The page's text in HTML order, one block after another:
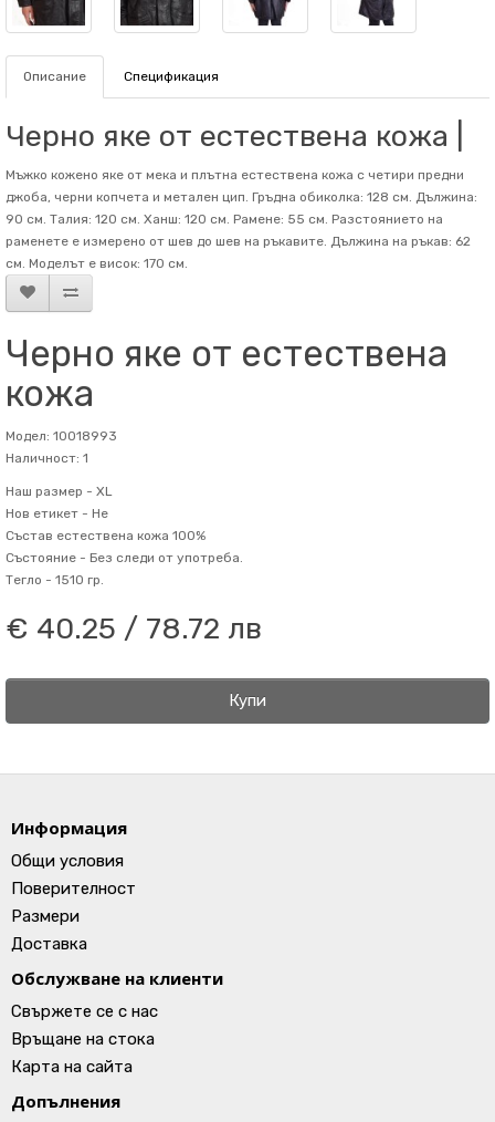
Описание Спецификация
Черно яке от естествена кожа |
Мъжко кожено яке от мека и плътна естествена кожа с четири предни
джоба, черни копчета и метален цип. Гръдна обиколка: 128 см. Дължина:
90 см. Талия: 120 см. Ханш: 120 см. Рамене: 55 см. Разстоянието на
раменете е измерено от шев до шев на ръкавите. Дължина на ръкав: 62
см. Mоделът е висок: 170 см.
Черно яке от естествена
кожа
Модел: 10018993
Наличност: 1
Наш размер - XL
Нов етикет - Не
Състав естествена кожа 100%
Състояние - Без следи от употреба.
Тегло - 1510 гр.
€ 40.25 / 78.72 лв
Купи
Информация
Общи условия
Поверителност
Размери
Доставка
Обслужване на клиенти
Свържете се с нас
Връщане на стока
Карта на сайта
Допълнения